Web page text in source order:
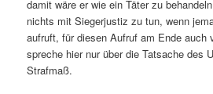
damit wäre er wie ein Täter zu
nichts mit Siegerjustiz zu tun, wenn
aufruft, für diesen Aufruf am Ende auch
spreche hier nur über die Tatsache des
Strafmaß.